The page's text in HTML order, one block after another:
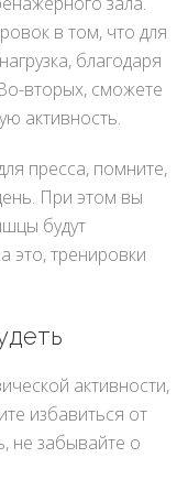
в том, что для
благодаря
вторых, сможете
активность.
пресса, помните,
При этом вы
будут
это, тренировки
активности,
избавиться от
не забывайте о